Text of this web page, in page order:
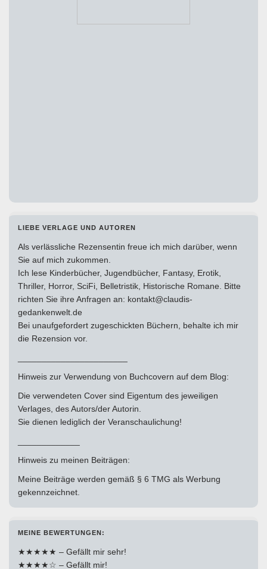
LIEBE VERLAGE UND AUTOREN
Als verlässliche Rezensentin freue ich mich darüber, wenn
Sie auf mich zukommen.
Ich lese Kinderbücher, Jugendbücher, Fantasy, Erotik,
Thriller, Horror, SciFi, Belletristik, Historische Romane. Bitte
richten Sie ihre Anfragen an: kontakt@claudis-
gedankenwelt.de
Bei unaufgefordert zugeschickten Büchern, behalte ich mir
die Rezension vor.
Hinweis zur Verwendung von Buchcovern auf dem Blog:
Die verwendeten Cover sind Eigentum des jeweiligen
Verlages, des Autors/der Autorin.
Sie dienen lediglich der Veranschaulichung!
Hinweis zu meinen Beiträgen:
Meine Beiträge werden gemäß § 6 TMG als Werbung
gekennzeichnet.
MEINE BEWERTUNGEN:
★★★★★ – Gefällt mir sehr!
★★★★☆ – Gefällt mir!